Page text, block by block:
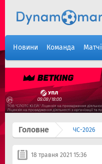
Новини Команда Матчі
Головне ЧС-2026
18 травня 2021 15:36